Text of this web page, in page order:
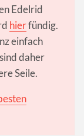
Edelrid
hierfündig.
einfach
daher
Seile.